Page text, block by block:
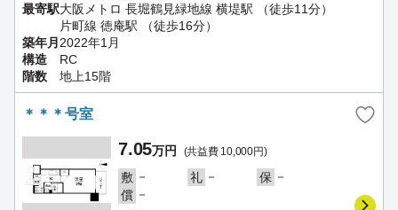
最寄駅大阪メトロ 長堀鶴見緑地線 横堤駅 （徒歩11分）
片町線 徳庵駅 （徒歩16分）
築年月 2022年1月
構造
RC
階数
地上15階
＊＊＊号室
7.05万円 (共益費 10,000円)
敷 － 礼 － 保 －
償 －